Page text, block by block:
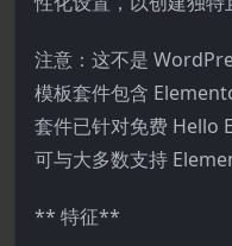
注意：这不是
模板套件包含
套件已针对免费 Hello
可与大多数支持
** 特征**